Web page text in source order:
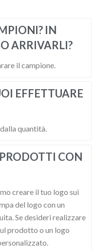
IN
ARRIVARLI?
il campione.
EFFETTUARE
quantità.
CON
creare il tuo logo sui
del logo con un
Se desideri realizzare
prodotto o un logo